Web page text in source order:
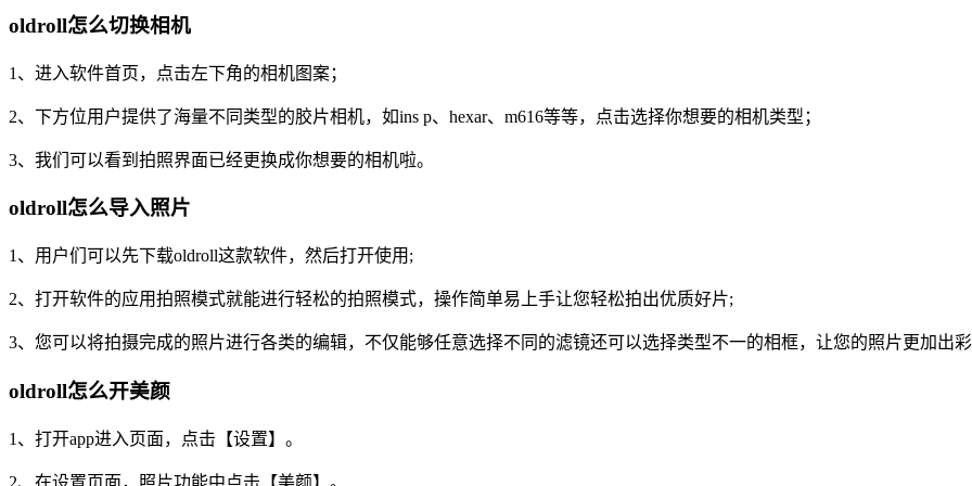
oldroll怎么切换相机
1、进入软件首页，点击左下角的相机图案；
2、下方位用户提供了海量不同类型的胶片相机，如ins p、hexar、m616等等，点击选择你想要的相机类型；
3、我们可以看到拍照界面已经更换成你想要的相机啦。
oldroll怎么导入照片
1、用户们可以先下载oldroll这款软件，然后打开使用;
2、打开软件的应用拍照模式就能进行轻松的拍照模式，操作简单易上手让您轻松拍出优质好片;
3、您可以将拍摄完成的照片进行各类的编辑，不仅能够任意选择不同的滤镜还可以选择类型不一的相框，让您的照片更加出彩
oldroll怎么开美颜
1、打开app进入页面，点击【设置】。
2、在设置页面，照片功能中点击【美颜】。